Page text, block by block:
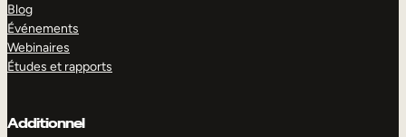
Blog
Événements
Webinaires
Études et rapports
Additionnel